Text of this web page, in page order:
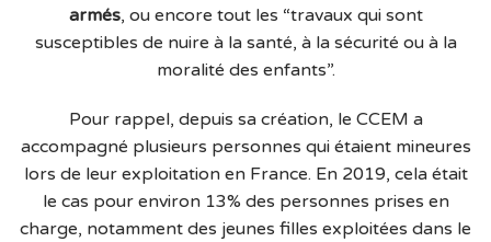
armés, ou encore tout les “travaux qui sont
susceptibles de nuire à la santé, à la sécurité ou à la
moralité des enfants”.
Pour rappel, depuis sa création, le CCEM a
accompagné plusieurs personnes qui étaient mineures
lors de leur exploitation en France. En 2019, cela était
le cas pour environ 13% des personnes prises en
charge, notamment des jeunes filles exploitées dans le